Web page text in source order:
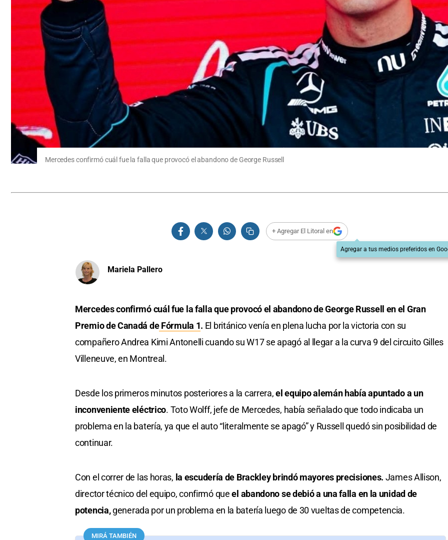
Mercedes confirmó cuál fue la falla que provocó el abandono de George Russell
+ Agregar El Litoral en
Agregar a tus medios preferidos en
Mariela Pallero
Mercedes confirmó cuál fue la falla que provocó el abandono de George Russell en el Gran
Premio de Canadá deFórmula 1. El británico venía en plena lucha por la victoria con su
compañero Andrea Kimi Antonelli cuando su W17 se apagó al llegar a la curva 9 del circuito Gilles
Villeneuve, en Montreal.
Desde los primeros minutos posteriores a la carrera,el equipo alemán había apuntado a un
inconveniente eléctrico. Toto Wolff, jefe de Mercedes, había señalado que todo indicaba un
problema en la batería, ya que el auto “literalmente se apagó” y Russell quedó sin posibilidad de
continuar.
Con el correr de las horas, la escudería de Brackley brindó mayores precisiones. James Allison,
director técnico del equipo, confirmó queel abandono se debió a una falla en la unidad de
potencia,generada por un problema en la batería luego de 30 vueltas de competencia.
MIRÁ TAMBIÉN